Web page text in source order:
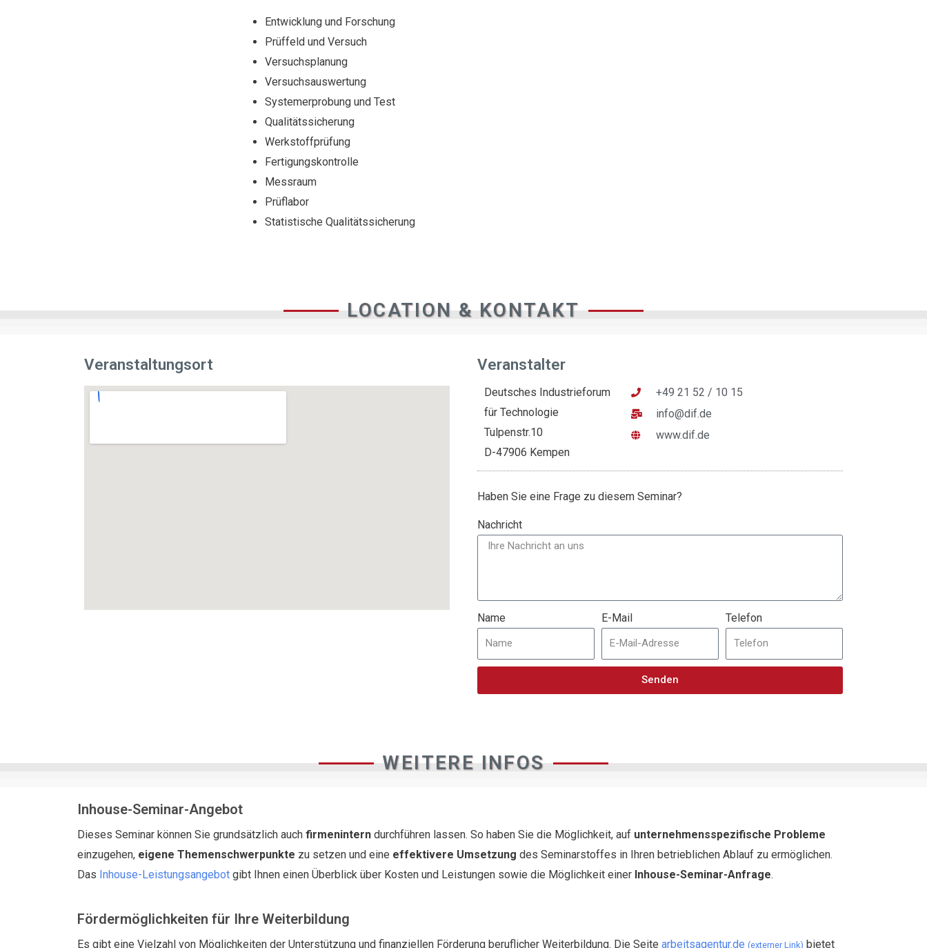
Entwicklung und Forschung
Prüffeld und Versuch
Versuchsplanung
Versuchsauswertung
Systemerprobung und Test
Qualitätssicherung
Werkstoffprüfung
Fertigungskontrolle
Messraum
Prüflabor
Statistische Qualitätssicherung
LOCATION & KONTAKT
Veranstaltungsort Veranstalter
Deutsches Industrieforum
für Technologie
Tulpenstr.10
D-47906 Kempen
+49 21 52 / 10 15
info@dif.de
www.dif.de
Haben Sie eine Frage zu diesem Seminar?
Nachricht
Name E-Mail Telefon
Senden
WEITERE INFOS
Inhouse-Seminar-Angebot
Dieses Seminar können Sie grundsätzlich auch firmenintern durchführen lassen. So haben Sie die Möglichkeit, auf unternehmensspezifische Probleme
einzugehen, eigene Themenschwerpunkte zu setzen und eine effektivere Umsetzung des Seminarstoffes in Ihren betrieblichen Ablauf zu ermöglichen.
Das Inhouse-Leistungsangebot gibt Ihnen einen Überblick über Kosten und Leistungen sowie die Möglichkeit einer Inhouse-Seminar-Anfrage.
Fördermöglichkeiten für Ihre Weiterbildung
Es gibt eine Vielzahl von Möglichkeiten der Unterstützung und finanziellen Förderung beruflicher Weiterbildung. Die Seite arbeitsagentur.de (externer Link) bietet